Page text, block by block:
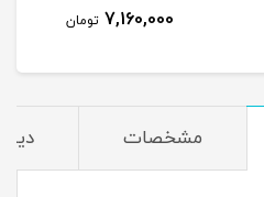
7,160,000 تومان
مشخصات